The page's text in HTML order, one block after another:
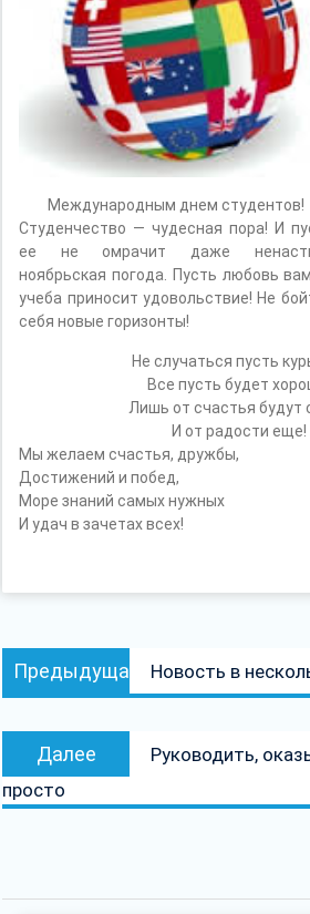
Международным днем студентов!
Студенчество — чудесная пора! И
ее не омрачит даже
ноябрьская погода. Пусть любовь
учеба приносит удовольствие! Не
себя новые горизонты!
Не случаться пусть
Все пусть будет
Лишь от счастья будут
И от радости еще!
Мы желаем счастья, дружбы,
Достижений и побед,
Море знаний самых нужных
И удач в зачетах всех!
Навигация
по
Предыдущая
запись:
Новость в
Далее
запись:
Руководить,
просто